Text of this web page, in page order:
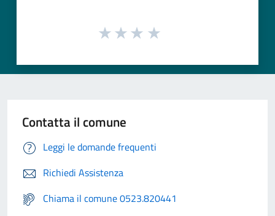
Contatta il comune
Leggi le domande frequenti
Richiedi Assistenza
Chiama il comune 0523.820441